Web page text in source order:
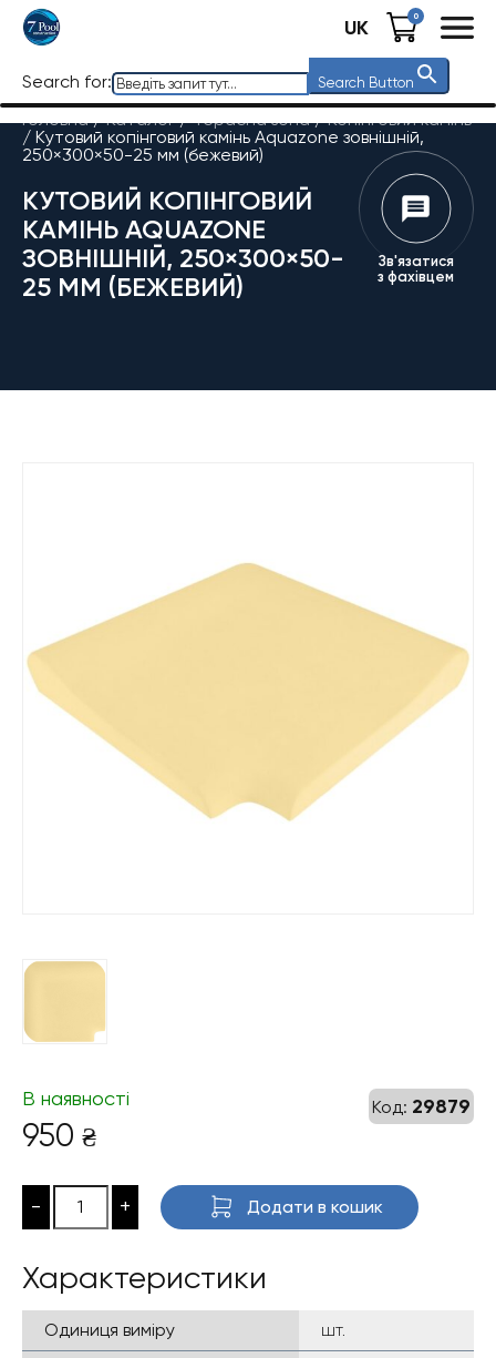
UK 0
Search for: Search Button
Головна / Каталог/Терасна зона/Копінговий камінь
/ Кутовий копінговий камінь Aquazone зовнішній,
250×300×50-25 мм (бежевий)
КУТОВИЙ КОПІНГОВИЙ
КАМІНЬ AQUAZONE
ЗОВНІШНІЙ, 250×300×50-
25 ММ (БЕЖЕВИЙ)
Зв'язатися
з фахівцем
Код: 29879
В наявності
950 ₴
- + Додати в кошик
Характеристики
Одиниця виміру
шт.